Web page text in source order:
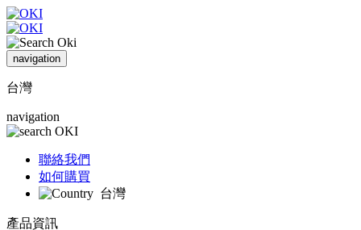
navigation
台灣
navigation
聯絡我們
如何購買
台灣
產品資訊